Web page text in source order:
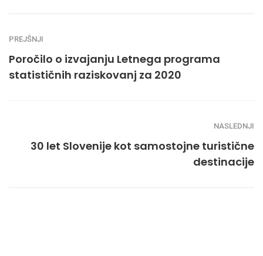
PREJŠNJI
Poročilo o izvajanju Letnega programa
statističnih raziskovanj za 2020
NASLEDNJI
30 let Slovenije kot samostojne turistične
destinacije